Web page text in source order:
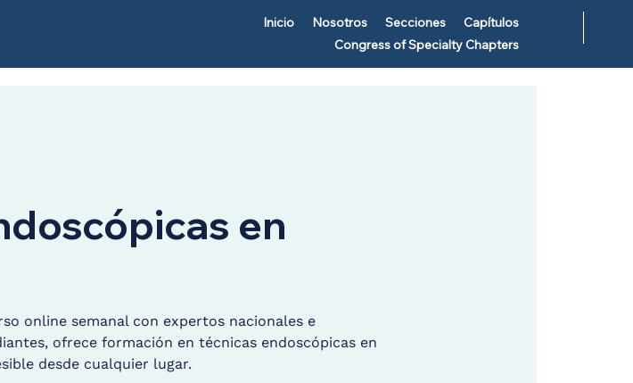
Inicio Nosotros Secciones
Capítulos
Congress of Specialty Chapters
en
online semanal con expertos nacionales e
ofrece formación en técnicas endoscópicas en
desde cualquier lugar.